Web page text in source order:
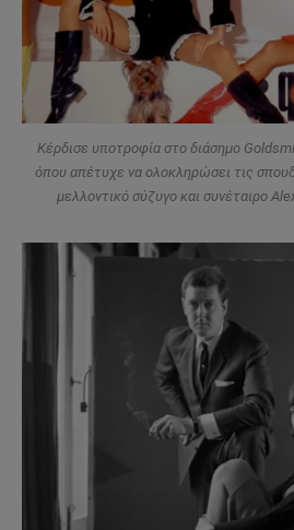
Κέρδισε υποτροφία στο διάσημο
όπου απέτυχε να ολοκληρώσει τις
μελλοντικό σύζυγο και συνέταιρο